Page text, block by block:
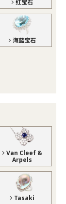
红宝石
海蓝宝石
Van Cleef &
Arpels
Tasaki